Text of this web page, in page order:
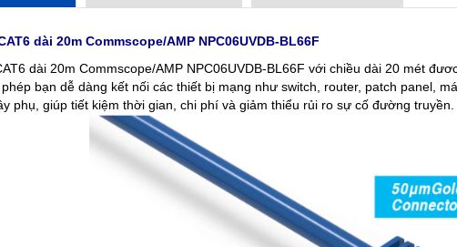
dài 20m Commscope/AMP NPC06UVDB-BL66F
dài 20m Commscope/AMP NPC06UVDB-BL66F với chiều dài 20 mét
bạn dễ dàng kết nối các thiết bị mạng như switch, router, patch panel,
phụ, giúp tiết kiệm thời gian, chi phí và giảm thiểu rủi ro sự cố đường truyền.​